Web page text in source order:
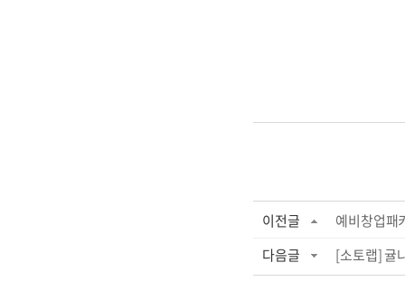
이전글
예비창업패
다음글
[소토랩] 귤